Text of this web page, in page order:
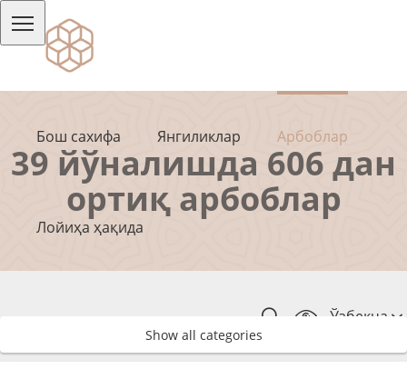
Бош сахифа Янгиликлар Арбоблар
Лойиҳа ҳақида
Ўзбекча
39 йўналишда 606 дан
ортиқ арбоблар
Show all categories